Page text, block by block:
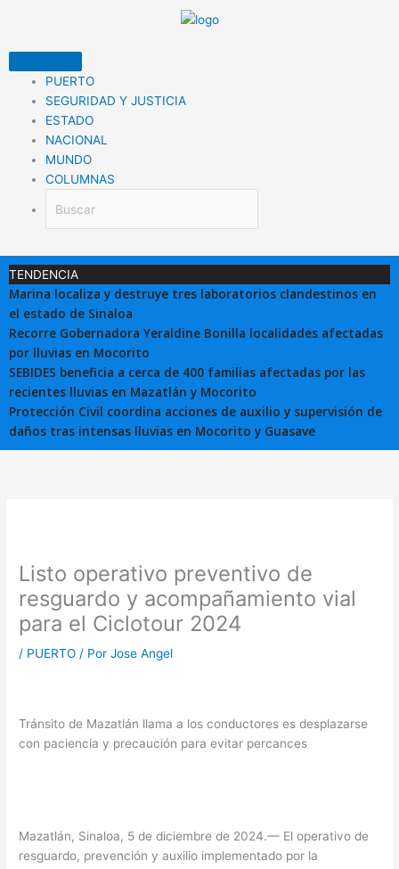
PUERTO
SEGURIDAD Y JUSTICIA
ESTADO
NACIONAL
MUNDO
COLUMNAS
TENDENCIA
Marina localiza y destruye tres laboratorios clandestinos en
el estado de Sinaloa
Recorre Gobernadora Yeraldine Bonilla localidades afectadas
por lluvias en Mocorito
SEBIDES beneficia a cerca de 400 familias afectadas por las
recientes lluvias en Mazatlán y Mocorito
Protección Civil coordina acciones de auxilio y supervisión de
daños tras intensas lluvias en Mocorito y Guasave
Listo operativo preventivo de
resguardo y acompañamiento vial
para el Ciclotour 2024
/ PUERTO / PorJose Angel
Tránsito de Mazatlán llama a los conductores es desplazarse
con paciencia y precaución para evitar percances
Mazatlán, Sinaloa, 5 de diciembre de 2024.— El operativo de
resguardo, prevención y auxilio implementado por la